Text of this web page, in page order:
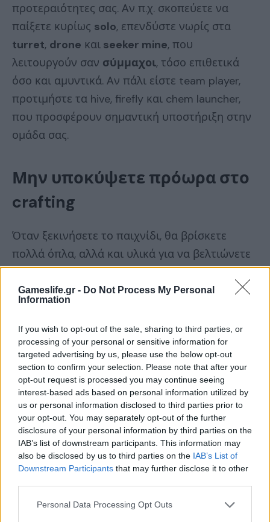
Gameslife.gr - Do Not Process My Personal
Information
If you wish to opt-out of the sale, sharing to third parties, or
processing of your personal or sensitive information for
targeted advertising by us, please use the below opt-out
section to confirm your selection. Please note that after your
opt-out request is processed you may continue seeing
interest-based ads based on personal information utilized by
us or personal information disclosed to third parties prior to
your opt-out. You may separately opt-out of the further
disclosure of your personal information by third parties on the
IAB’s list of downstream participants. This information may
also be disclosed by us to third parties on the IAB’s List of
Downstream Participants that may further disclose it to other
Personal Data Processing Opt Outs
προτεραιότητες σας. Αν π.χ. σκοπεύετε να
παίξετε κυρίως solo, επενδύστε νωρίς στα
turret, drone και seeker mine, που
λειτουργούν σαν σύμμαχοι, τόσο επιθετικά
όσο και αμυντικά. Αν πάλι είστε team player,
προτιμήστε τα hive, firefly και chem launcher,
που προσφέρουν σημαντική υποστήριξη στην
ομάδα σας.
Μην υποκύψετε πρόωρα στο
crafting
Όταν ξεκινήσετε το παιχνίδι, θα βρίσκετε
πολλά όπλα, αλλά και υλικά για να βελτιώνετε
τα επί μέρουςχαρακτηριστικά τους. Είναι
λογικό και αναμενόμενο λοιπόν να θέλετε να
που χρειάζεστε όποιο πλεονέκτημα μπορείτε
να έχετε. Αντισταθείτε όμως! Το καλύτερο που
έχετε να κάνετε είναι…go crazyμε όλα
ανεξαιρέτως τα όπλα, για να διαπιστώσετε
ποια σας ταιριάζουν περισσότερο. Όταν
καταλήξετε, περιμένετε μέχρι να κάνετε κάποια
level upκαι μόνο τότε επενδύστε σεupgrades
αυτών.